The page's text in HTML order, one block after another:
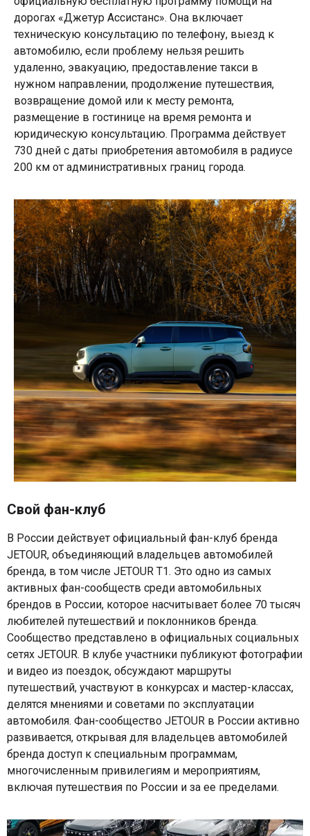
дорогах «Джетур Ассистанс». Она включает
техническую консультацию по телефону, выезд к
автомобилю, если проблему нельзя решить
удаленно, эвакуацию, предоставление такси в
нужном направлении, продолжение путешествия,
возвращение домой или к месту ремонта,
размещение в гостинице на время ремонта и
юридическую консультацию. Программа действует
730 дней с даты приобретения автомобиля в радиусе
200 км от административных границ города.
Свой фан-клуб
В России действует официальный фан-клуб бренда
JETOUR, объединяющий владельцев автомобилей
бренда, в том числе JETOUR T1. Это одно из самых
активных фан-сообществ среди автомобильных
брендов в России, которое насчитывает более 70 тысяч
любителей путешествий и поклонников бренда.
Сообщество представлено в официальных социальных
сетях JETOUR. В клубе участники публикуют фотографии
и видео из поездок, обсуждают маршруты
путешествий, участвуют в конкурсах и мастер-классах,
делятся мнениями и советами по эксплуатации
автомобиля. Фан-сообщество JETOUR в России активно
развивается, открывая для владельцев автомобилей
бренда доступ к специальным программам,
многочисленным привилегиям и мероприятиям,
включая путешествия по России и за ее пределами.